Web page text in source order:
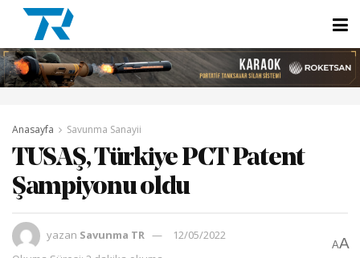
Anasayfa Savunma Sanayii
TUSAŞ, Türkiye PCT Patent
Şampiyonu oldu
yazan Savunma TR
12/05/2022
AA